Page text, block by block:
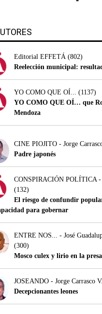
Editorial EFFETÁ (802)
Reelección municipal:
YO COMO QUE OÍ... (1137)
YO COMO QUE OÍ… que
Mendoza
CINE PIOJITO - Jorge
Padre japonés
CONSPIRACIÓN POLÍTICA -
(132)
El riesgo de confundir
para gobernar
ENTRE NOS... - José
(300)
Mosco culex y lirio en la
JOSEANDO - Jorge Carrasco V.
Decepcionantes leones